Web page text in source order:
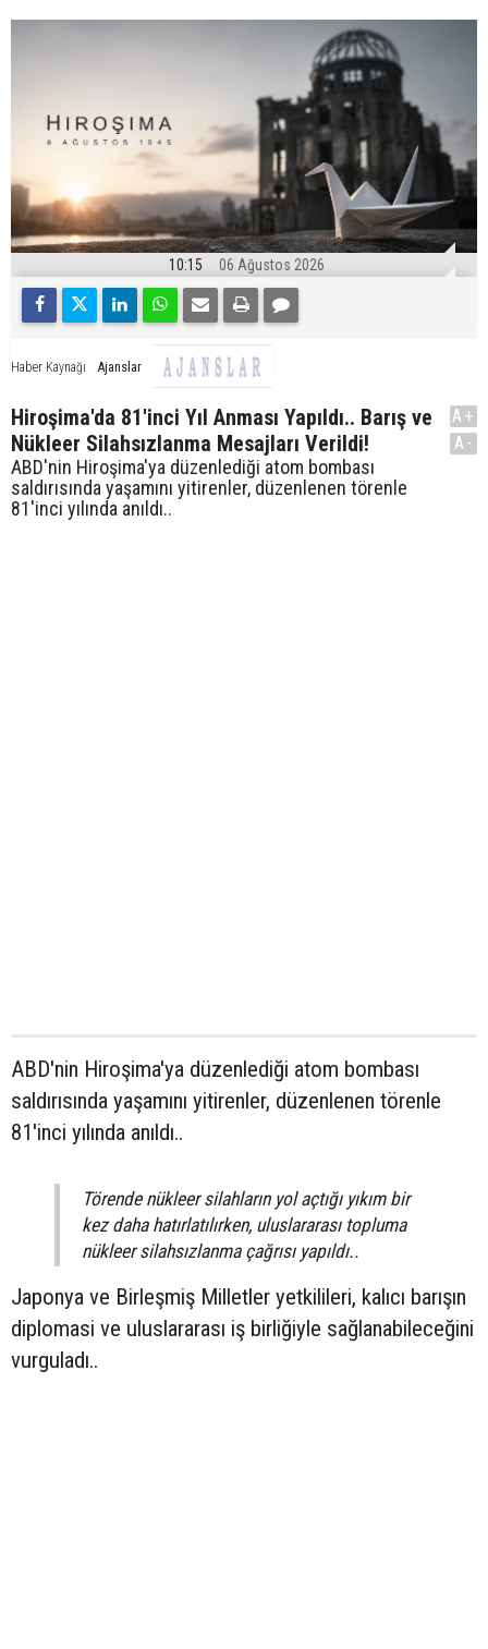
10:15 06 Ağustos 2026
Haber Kaynağı Ajanslar
Hiroşima'da 81'inci Yıl Anması Yapıldı.. Barış ve
Nükleer Silahsızlanma Mesajları Verildi!
ABD'nin Hiroşima'ya düzenlediği atom bombası
saldırısında yaşamını yitirenler, düzenlenen törenle
81'inci yılında anıldı..
A+
A-
ABD'nin Hiroşima'ya düzenlediği atom bombası
saldırısında yaşamını yitirenler, düzenlenen törenle
81'inci yılında anıldı..
Törende nükleer silahların yol açtığı yıkım bir
kez daha hatırlatılırken, uluslararası topluma
nükleer silahsızlanma çağrısı yapıldı..
Japonya ve Birleşmiş Milletler yetkilileri, kalıcı barışın
diplomasi ve uluslararası iş birliğiyle sağlanabileceğini
vurguladı..